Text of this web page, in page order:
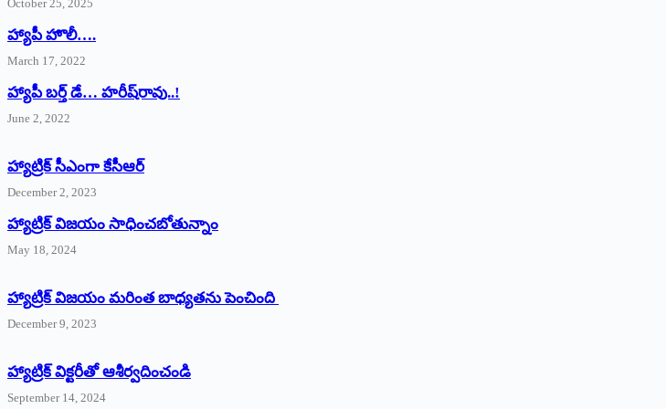
October 25, 2025
హ్యాపీ హొలీ….
March 17, 2022
హ్యాపీ బర్త్ ‌డే… హరీష్‌రావు..!
June 2, 2022
హ్యాట్రిక్‌ ‌సీఎంగా కేసీఆర్‌
December 2, 2023
హ్యాట్రిక్‌ విజయం సాధించబోతున్నాం
May 18, 2024
హ్యాట్రిక్ విజయం మరింత బాధ్యతను పెంచింది
December 9, 2023
హ్యాట్రిక్‌ ‌విక్టరీతో ఆశీర్వదించండి
September 14, 2024